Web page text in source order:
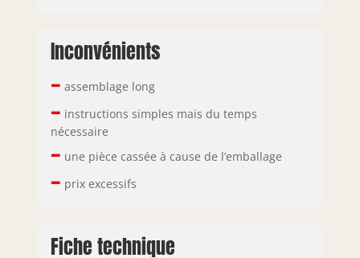
supérieure, cette
manger est
Inconvénients
– assemblage long
– instructions simples mais du temps
nécessaire
– une pièce cassée à cause de l’emballage
– prix excessifs
Fiche technique